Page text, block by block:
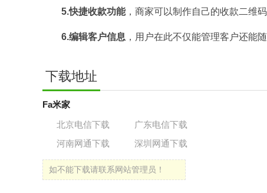
5.快捷收款功能，商家可以制作自己的收款二维
6.编辑客户信息 ，用户在此不仅能管理客户还能
下载地址
Fa米家
北京电信下载
广东电信下载
河南网通下载
深圳网通下载
如不能下载请联系网站管理员！